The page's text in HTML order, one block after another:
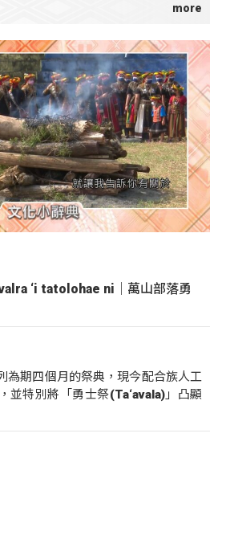
‘i tatolohae ni｜萬山部落勇
為期四個月的祭典，現今配合族人工
並特別將「勇士祭(Ta‘avala)」凸顯